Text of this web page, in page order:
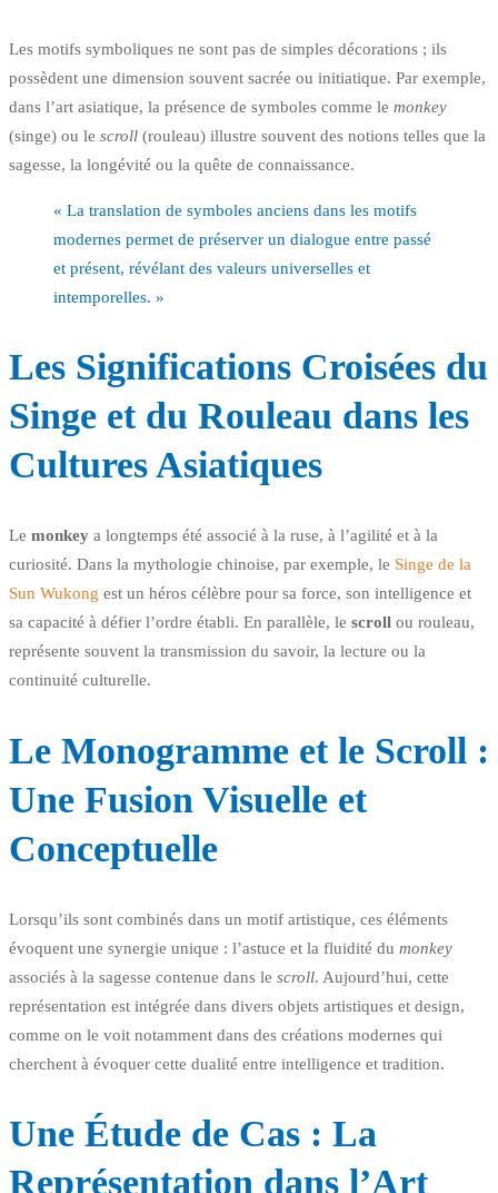
Les motifs symboliques ne sont pas de simples décorations ; ils
possèdent une dimension souvent sacrée ou initiatique. Par exemple,
dans l’art asiatique, la présence de symboles comme le monkey
(singe) ou le scroll (rouleau) illustre souvent des notions telles que la
sagesse, la longévité ou la quête de connaissance.
« La translation de symboles anciens dans les motifs
modernes permet de préserver un dialogue entre passé
et présent, révélant des valeurs universelles et
intemporelles. »
Les Significations Croisées du
Singe et du Rouleau dans les
Cultures Asiatiques
Le monkey a longtemps été associé à la ruse, à l’agilité et à la
curiosité. Dans la mythologie chinoise, par exemple, le Singe de la
Sun Wukong est un héros célèbre pour sa force, son intelligence et
sa capacité à défier l’ordre établi. En parallèle, le scroll ou rouleau,
représente souvent la transmission du savoir, la lecture ou la
continuité culturelle.
Le Monogramme et le Scroll :
Une Fusion Visuelle et
Conceptuelle
Lorsqu’ils sont combinés dans un motif artistique, ces éléments
évoquent une synergie unique : l’astuce et la fluidité du monkey
associés à la sagesse contenue dans le scroll. Aujourd’hui, cette
représentation est intégrée dans divers objets artistiques et design,
comme on le voit notamment dans des créations modernes qui
cherchent à évoquer cette dualité entre intelligence et tradition.
Une Étude de Cas : La
Représentation dans l’Art